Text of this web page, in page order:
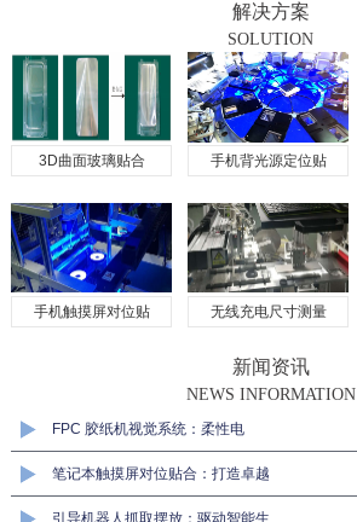
解决方案
SOLUTION
3D曲面玻璃贴合 手机背光源定位贴
手机触摸屏对位贴 无线充电尺寸测量
新闻资讯
NEWS INFORMATION
FPC 胶纸机视觉系统：柔性电
笔记本触摸屏对位贴合：打造卓越
引导机器人抓取摆放：驱动智能生